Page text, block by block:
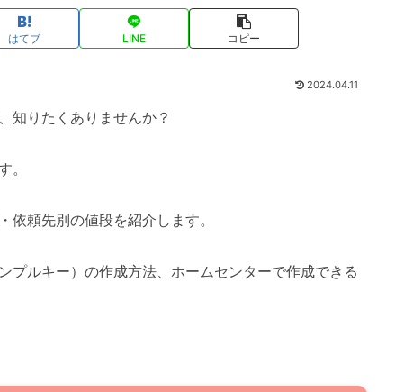
はてブ LINE コピー
2024.04.11
知りたくありませんか？
。
頼先別の値段を紹介します。
プルキー）の作成方法、ホームセンターで作成できる